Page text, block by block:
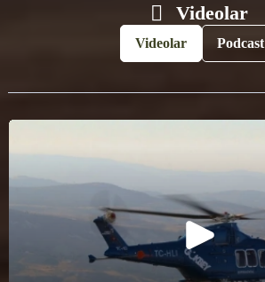
Videolar
Videolar Podcast